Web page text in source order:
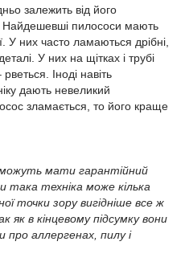
залежить від його
Найдешевші пилососи мають
У них часто ламаються дрібні,
У них на щітках і трубі
Іноді навіть
дають невеликий
зламається, то його краще
можуть мати гарантійний
така техніка може кілька
точки зору вигідніше все ж
як в кінцевому підсумку вони
аллергенах, пилу і